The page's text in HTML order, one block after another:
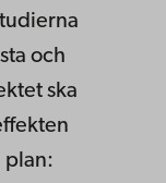
och
ska
plan: